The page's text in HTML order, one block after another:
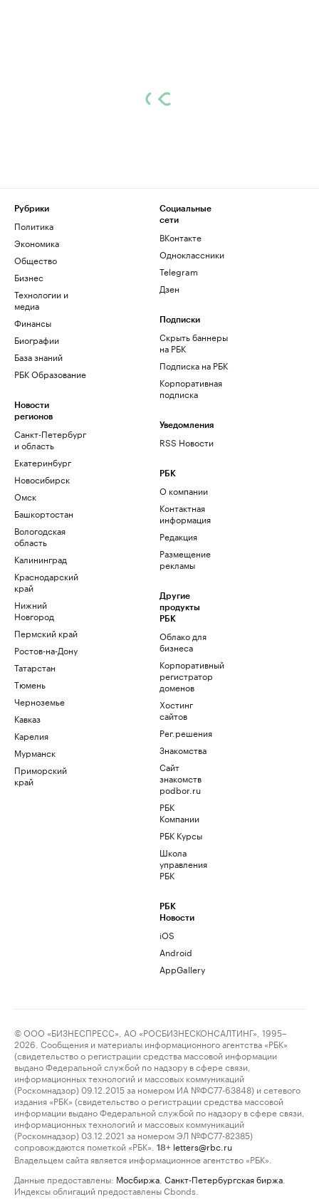
Рубрики
Политика
Экономика
Общество
Бизнес
Технологии и
медиа
Финансы
Биографии
База знаний
РБК Образование
Новости
регионов
Санкт-Петербург
и область
Екатеринбург
Новосибирск
Омск
Башкортостан
Вологодская
область
Калининград
Краснодарский
край
Нижний
Новгород
Пермский край
Ростов-на-Дону
Татарстан
Тюмень
Черноземье
Кавказ
Карелия
Мурманск
Приморский
край
Социальные
сети
ВКонтакте
Одноклассники
Telegram
Дзен
Подписки
Скрыть баннеры
на РБК
Подписка на РБК
Корпоративная
подписка
Уведомления
RSS Новости
РБК
О компании
Контактная
информация
Редакция
Размещение
рекламы
Другие
продукты
РБК
Облако для
бизнеса
Корпоративный
регистратор
доменов
Хостинг
сайтов
Рег.решения
Знакомства
Сайт
знакомств
podbor.ru
РБК
Компании
РБК Курсы
Школа
управления
РБК
РБК
Новости
iOS
Android
AppGallery
© ООО «БИЗНЕСПРЕСС», АО «РОСБИЗНЕСКОНСАЛТИНГ», 1995–
2026. Сообщения и материалы информационного агентства «РБК»
(свидетельство о регистрации средства массовой информации
выдано Федеральной службой по надзору в сфере связи,
информационных технологий и массовых коммуникаций
(Роскомнадзор) 09.12.2015 за номером ИА №ФС77-63848) и сетевого
издания «РБК» (свидетельство о регистрации средства массовой
информации выдано Федеральной службой по надзору в сфере связи,
информационных технологий и массовых коммуникаций
(Роскомнадзор) 03.12.2021 за номером ЭЛ №ФС77-82385)
сопровождаются пометкой «РБК».
18+ letters@rbc.ru
Владельцем сайта является информационное агентство «РБК».
Данные предоставлены: Мосбиржа Санкт-Петербургская биржа
Индексы облигаций предоставлены Cbonds.